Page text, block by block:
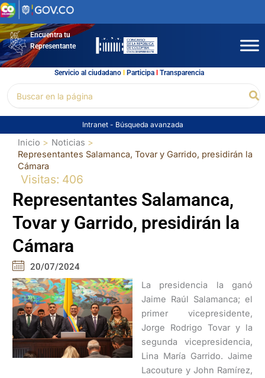
Ir
al
contenidoEncuentra tu
Representante
Servicio al ciudadano l Participal Transparencia
por:
Intranet - Búsqueda avanzada
Inicio
Noticias
Representantes Salamanca, Tovar y Garrido, presidirán la
Cámara
Visitas: 406
Representantes Salamanca,
Tovar y Garrido, presidirán la
Cámara
20/07/2024
La presidencia la ganó
Jaime Raúl Salamanca; el
primer vicepresidente,
Jorge Rodrigo Tovar y la
segunda vicepresidencia,
Lina María Garrido. Jaime
Lacouture y John Ramírez,